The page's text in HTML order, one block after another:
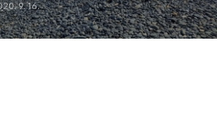
9. 16.